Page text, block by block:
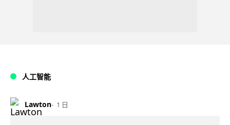
人工智能
Lawton 1 日